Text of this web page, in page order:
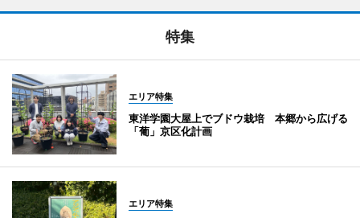
特集
エリア特集
東洋学園大屋上でブドウ栽培 本郷から広げる
「葡」京区化計画
エリア特集